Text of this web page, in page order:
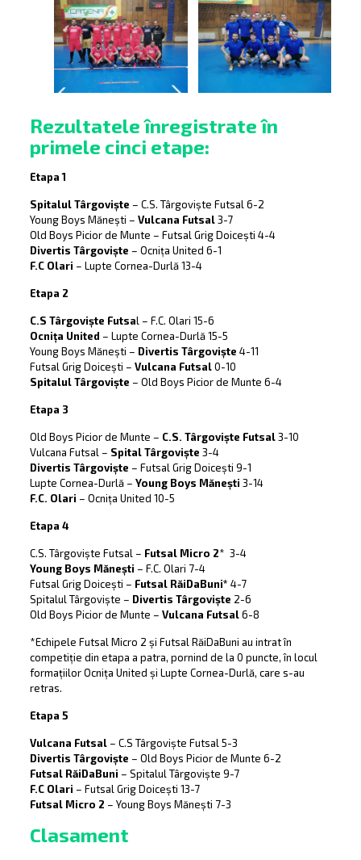
Rezultatele înregistrate în
primele cinci etape:
Etapa 1
Spitalul Târgoviște – C.S. Târgoviște Futsal 6-2
Young Boys Mănești – Vulcana Futsal3-7
Old Boys Picior de Munte – Futsal Grig Doicești 4-4
Divertis Târgoviște – Ocnița United 6-1
F.C Olari – Lupte Cornea-Durlă 13-4
Etapa 2
C.S Târgoviște Futsal – F.C. Olari 15-6
Ocnița United – Lupte Cornea-Durlă 15-5
Young Boys Mănești – Divertis Târgoviște 4-11
Futsal Grig Doicești – Vulcana Futsal0-10
Spitalul Târgoviște – Old Boys Picior de Munte 6-4
Etapa 3
Old Boys Picior de Munte – C.S. Târgoviște Futsal3-10
Vulcana Futsal – Spital Târgoviște 3-4
Divertis Târgoviște – Futsal Grig Doicești 9-1
Lupte Cornea-Durlă – Young Boys Mănești 3-14
F.C. Olari – Ocnița United 10-5
Etapa 4
C.S. Târgoviște Futsal – Futsal Micro 2* 3-4
Young Boys Mănești – F.C. Olari 7-4
Futsal Grig Doicești – Futsal RăiDaBuni* 4-7
Spitalul Târgoviște – Divertis Târgoviște 2-6
Old Boys Picior de Munte – Vulcana Futsal6-8
*Echipele Futsal Micro 2 și Futsal RăiDaBuni au intrat în
competiție din etapa a patra, pornind de la 0 puncte, în locul
formațiilor Ocnița United și Lupte Cornea-Durlă, care s-au
retras.
Etapa 5
Vulcana Futsal– C.S Târgoviște Futsal 5-3
Divertis Târgoviște – Old Boys Picior de Munte 6-2
Futsal RăiDaBuni – Spitalul Târgoviște 9-7
F.C Olari – Futsal Grig Doicești 13-7
Futsal Micro 2 – Young Boys Mănești 7-3
Clasament